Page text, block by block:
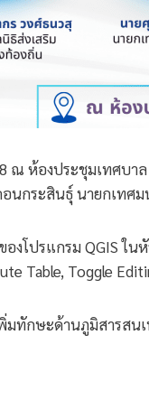
ณ ห้องประชุมเทศบาล
นกระสินธุ์ นายกเทศ
งโปรแกรม QGIS ใ
Table, Toggle
มทักษะด้านภูมิสารส